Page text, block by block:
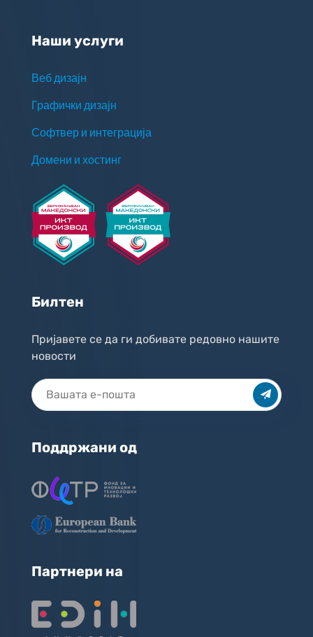
Наши услуги
Веб дизајн
Графички дизајн
Софтвер и интеграција
Домени и хостинг
Билтен
Пријавете се да ги добивате редовно нашите
новости
Поддржани од
Партнери на